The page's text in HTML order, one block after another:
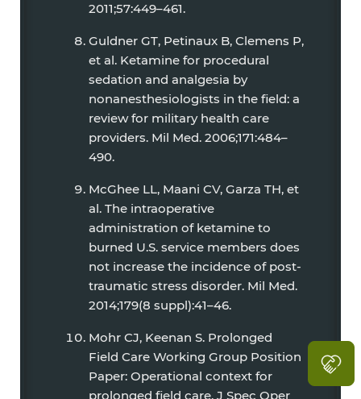
2011;57:449–461.
Guldner GT, Petinaux B, Clemens P,
et al. Ketamine for procedural
sedation and analgesia by
nonanesthesiologists in the field: a
review for military health care
providers. Mil Med. 2006;171:484–
490.
McGhee LL, Maani CV, Garza TH, et
al. The intraoperative
administration of ketamine to
burned U.S. service members does
not increase the incidence of post-
traumatic stress disorder. Mil Med.
2014;179(8 suppl):41–46.
Mohr CJ, Keenan S. Prolonged
Field Care Working Group Position
Paper: Operational context for
prolonged field care. J Spec Oper